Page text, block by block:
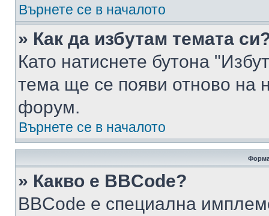
Върнете се в началото
» Как да избутам темата
Като натиснете бутона
тема ще се появи отново на
форум.
Върнете се в началото
» Какво е BBCode?
BBCode е специална